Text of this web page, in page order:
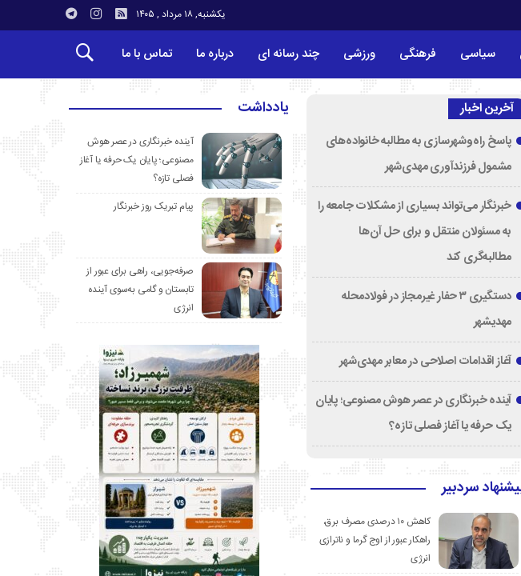
یکشنبه, ۱۸ مرداد , ۱۴۰۵
سیاسی فرهنگی ورزشی چند رسانه ای درباره ما تماس با ما
آخرین اخبار
پاسخ راه‌وشهرسازی به مطالبه خانواده‌های
مشمول فرزندآوری مهدی‌شهر
خبرنگار می‌تواند بسیاری از مشکلات جامعه را
به مسئولان منتقل و برای حل آن‌ها
مطالبه‌گری کند
دستگیری ۳ حفار غیرمجاز در فولادمحله
مهدیشهر
آغاز اقدامات اصلاحی در معابر مهدی‌شهر
آینده خبرنگاری در عصر هوش مصنوعی؛ پایان
یک حرفه یا آغاز فصلی تازه؟
سردبیر
کاهش ۱۰ درصدی مصرف برق،
راهکار عبور از اوج گرما و ناترازی
انرژی
یادداشت
آینده خبرنگاری در عصر هوش
مصنوعی؛ پایان یک حرفه یا آغاز
فصلی تازه؟
پیام تبریک روز خبرنگار
صرفه‌جویی، راهی برای عبور از
تابستان و گامی به‌سوی آینده
انرژی